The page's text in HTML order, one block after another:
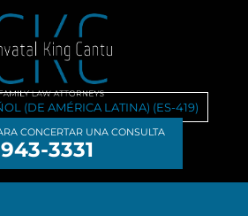
(DE AMÉRICA LATINA) (ES-419)
CONCERTAR UNA CONSULTA
3331